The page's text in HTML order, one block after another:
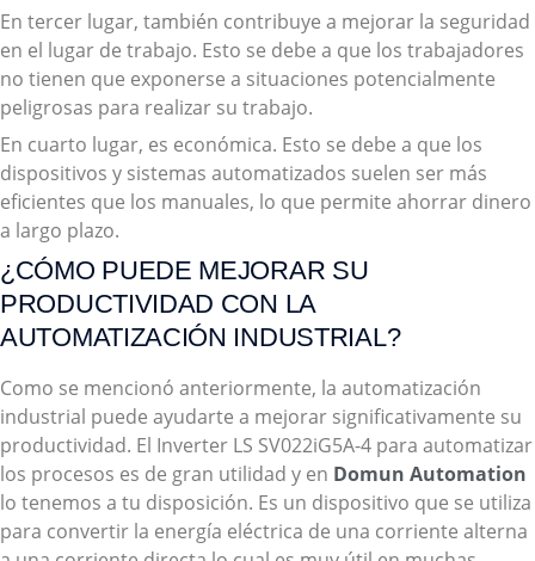
En tercer lugar, también contribuye a mejorar la seguridad
en el lugar de trabajo. Esto se debe a que los trabajadores
no tienen que exponerse a situaciones potencialmente
peligrosas para realizar su trabajo.
En cuarto lugar, es económica. Esto se debe a que los
dispositivos y sistemas automatizados suelen ser más
eficientes que los manuales, lo que permite ahorrar dinero
a largo plazo.
¿CÓMO PUEDE MEJORAR SU
PRODUCTIVIDAD CON LA
AUTOMATIZACIÓN INDUSTRIAL?
Como se mencionó anteriormente, la automatización
industrial puede ayudarte a mejorar significativamente su
productividad. El Inverter LS SV022iG5A-4 para automatizar
los procesos es de gran utilidad y en Domun Automation
lo tenemos a tu disposición. Es un dispositivo que se utiliza
para convertir la energía eléctrica de una corriente alterna